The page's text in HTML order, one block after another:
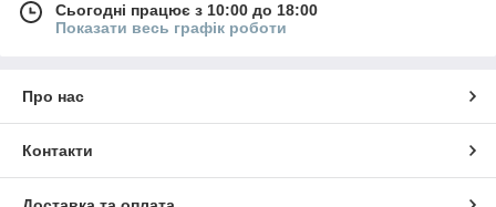
Сьогодні працює з 10:00 до 18:00
Показати весь графік роботи
Про нас
Контакти